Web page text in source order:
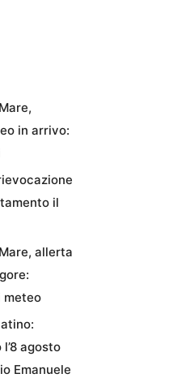
in arrivo:
il
allerta
meteo
agosto
Emanuele